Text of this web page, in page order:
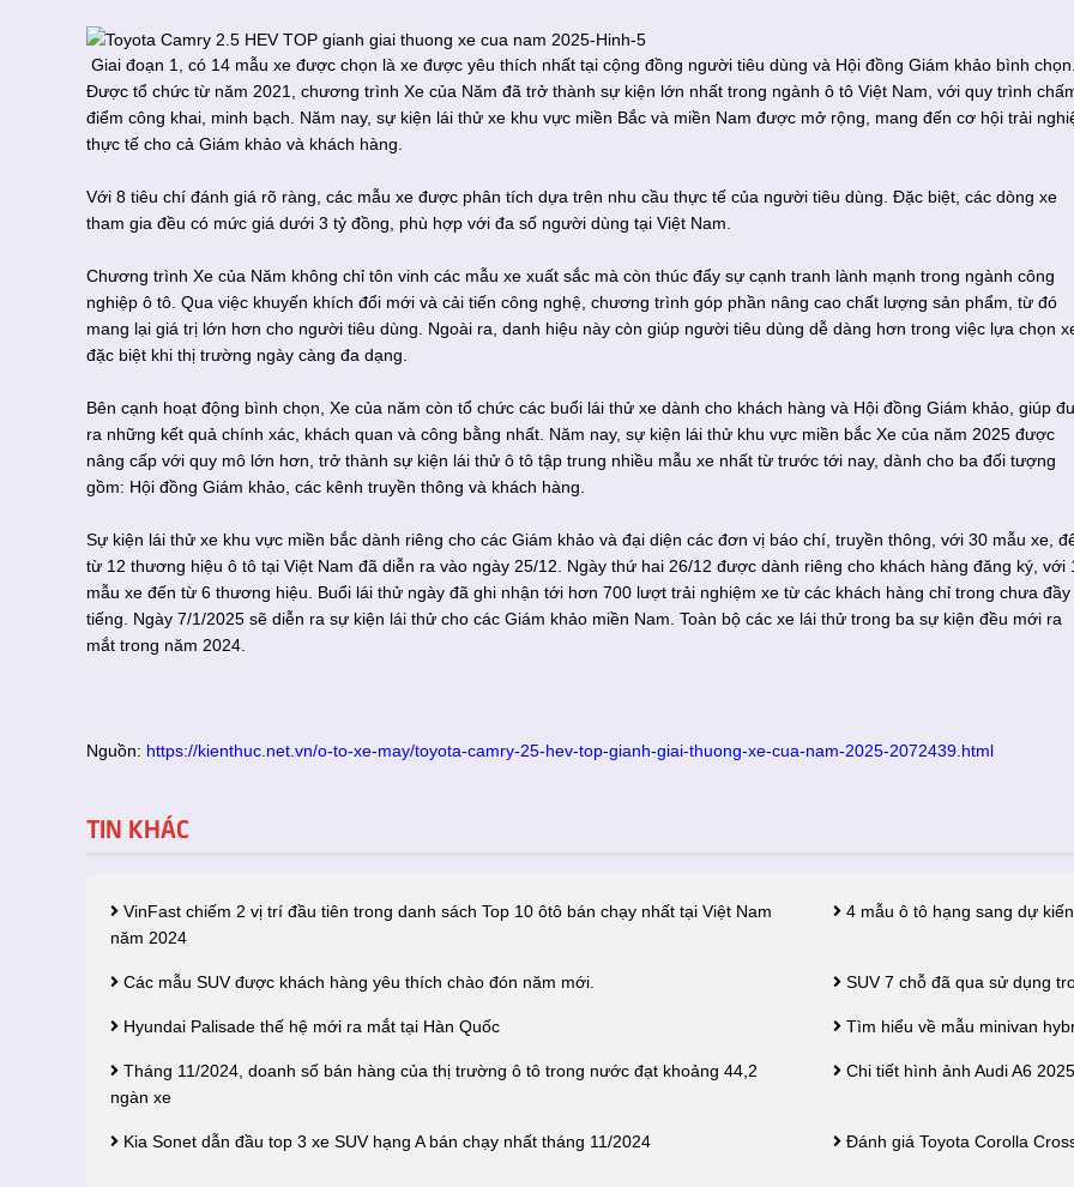
Giai đoạn 1, có 14 mẫu xe được chọn là xe được yêu thích nhất tại cộng đồng người tiêu dùng và Hội đồng Giám khảo bình chọn.
Được tổ chức từ năm 2021, chương trình Xe của Năm đã trở thành sự kiện lớn nhất trong ngành ô tô Việt Nam, với quy trình
điểm công khai, minh bạch. Năm nay, sự kiện lái thử xe khu vực miền Bắc và miền Nam được mở rộng, mang đến cơ hội trải
thực tế cho cả Giám khảo và khách hàng.
Với 8 tiêu chí đánh giá rõ ràng, các mẫu xe được phân tích dựa trên nhu cầu thực tế của người tiêu dùng. Đặc biệt, các dòng xe
tham gia đều có mức giá dưới 3 tỷ đồng, phù hợp với đa số người dùng tại Việt Nam.
Chương trình Xe của Năm không chỉ tôn vinh các mẫu xe xuất sắc mà còn thúc đẩy sự cạnh tranh lành mạnh trong ngành công
nghiệp ô tô. Qua việc khuyến khích đổi mới và cải tiến công nghệ, chương trình góp phần nâng cao chất lượng sản phẩm, từ đó
mang lại giá trị lớn hơn cho người tiêu dùng. Ngoài ra, danh hiệu này còn giúp người tiêu dùng dễ dàng hơn trong việc lựa chọn
đặc biệt khi thị trường ngày càng đa dạng.
Bên cạnh hoạt động bình chọn, Xe của năm còn tổ chức các buổi lái thử xe dành cho khách hàng và Hội đồng Giám khảo, giúp
ra những kết quả chính xác, khách quan và công bằng nhất. Năm nay, sự kiện lái thử khu vực miền bắc Xe của năm 2025 được
nâng cấp với quy mô lớn hơn, trở thành sự kiện lái thử ô tô tập trung nhiều mẫu xe nhất từ trước tới nay, dành cho ba đối tượng
gồm: Hội đồng Giám khảo, các kênh truyền thông và khách hàng.
Sự kiện lái thử xe khu vực miền bắc dành riêng cho các Giám khảo và đại diện các đơn vị báo chí, truyền thông, với 30 mẫu xe,
từ 12 thương hiệu ô tô tại Việt Nam đã diễn ra vào ngày 25/12. Ngày thứ hai 26/12 được dành riêng cho khách hàng đăng ký, với
mẫu xe đến từ 6 thương hiệu. Buổi lái thử ngày đã ghi nhận tới hơn 700 lượt trải nghiệm xe từ các khách hàng chỉ trong chưa đầy
tiếng. Ngày 7/1/2025 sẽ diễn ra sự kiện lái thử cho các Giám khảo miền Nam. Toàn bộ các xe lái thử trong ba sự kiện đều mới ra
mắt trong năm 2024.
Nguồn: https://kienthuc.net.vn/o-to-xe-may/toyota-camry-25-hev-top-gianh-giai-thuong-xe-cua-nam-2025-2072439.html
TIN KHÁC
VinFast chiếm 2 vị trí đầu tiên trong danh sách Top 10 ôtô bán chạy nhất tại Việt Nam
năm 2024
4 mẫu ô tô hạng sang dự
Các mẫu SUV được khách hàng yêu thích chào đón năm mới. SUV 7 chỗ đã qua sử dụng
Hyundai Palisade thế hệ mới ra mắt tại Hàn Quốc Tìm hiểu về mẫu minivan
Tháng 11/2024, doanh số bán hàng của thị trường ô tô trong nước đạt khoảng 44,2
ngàn xe
Chi tiết hình ảnh Audi A6
Kia Sonet dẫn đầu top 3 xe SUV hạng A bán chạy nhất tháng 11/2024 Đánh giá Toyota Corolla